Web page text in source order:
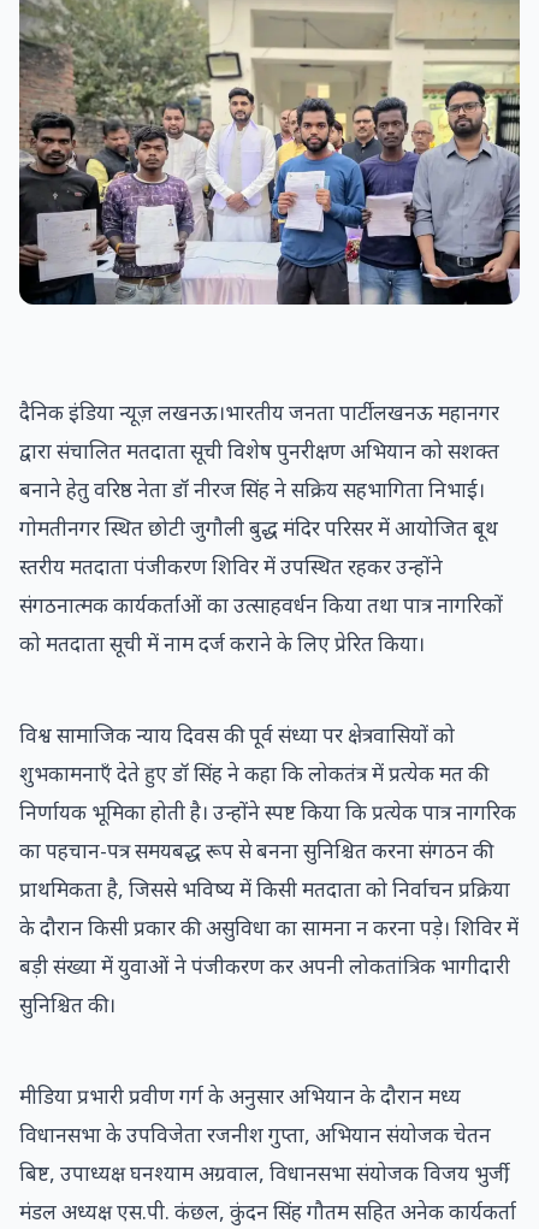
दैनिक इंडिया न्यूज़ लखनऊ।भारतीय जनता पार्टी लखनऊ महानगर
द्वारा संचालित मतदाता सूची विशेष पुनरीक्षण अभियान को सशक्त
बनाने हेतु वरिष्ठ नेता डॉ नीरज सिंह ने सक्रिय सहभागिता निभाई।
गोमतीनगर स्थित छोटी जुगौली बुद्ध मंदिर परिसर में आयोजित बूथ
स्तरीय मतदाता पंजीकरण शिविर में उपस्थित रहकर उन्होंने
संगठनात्मक कार्यकर्ताओं का उत्साहवर्धन किया तथा पात्र नागरिकों
को मतदाता सूची में नाम दर्ज कराने के लिए प्रेरित किया।
विश्व सामाजिक न्याय दिवस की पूर्व संध्या पर क्षेत्रवासियों को
शुभकामनाएँ देते हुए डॉ सिंह ने कहा कि लोकतंत्र में प्रत्येक मत की
निर्णायक भूमिका होती है। उन्होंने स्पष्ट किया कि प्रत्येक पात्र नागरिक
का पहचान-पत्र समयबद्ध रूप से बनना सुनिश्चित करना संगठन की
प्राथमिकता है, जिससे भविष्य में किसी मतदाता को निर्वाचन प्रक्रिया
के दौरान किसी प्रकार की असुविधा का सामना न करना पड़े। शिविर में
बड़ी संख्या में युवाओं ने पंजीकरण कर अपनी लोकतांत्रिक भागीदारी
सुनिश्चित की।
मीडिया प्रभारी प्रवीण गर्ग के अनुसार अभियान के दौरान मध्य
विधानसभा के उपविजेता रजनीश गुप्ता, अभियान संयोजक चेतन
बिष्ट, उपाध्यक्ष घनश्याम अग्रवाल, विधानसभा संयोजक विजय भुर्जी,
मंडल अध्यक्ष एस.पी. कंछल, कुंदन सिंह गौतम सहित अनेक कार्यकर्ता